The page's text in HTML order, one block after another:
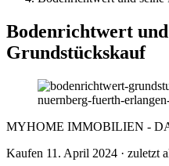
Bodenrichtwert
Grundstückskauf
MYHOME IMMOBILIEN -
Kaufen 11. April 2024 · zuletzt